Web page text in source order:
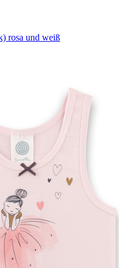
rosa und weiß